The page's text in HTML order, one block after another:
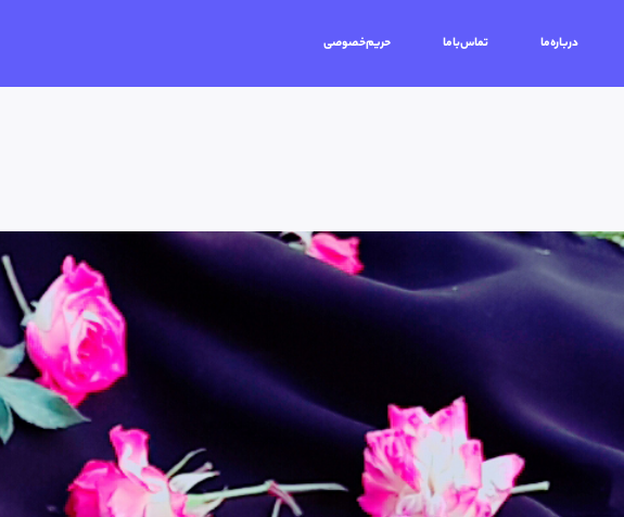
درباره‌ما تماس‌باما حریم‌خصوصی